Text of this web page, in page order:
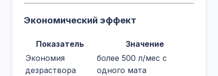
Экономический эффект
Показатель
Значение
Экономия
дезраствора
более 500 л/мес с
одного мата